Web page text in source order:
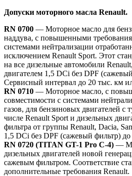
Допуски моторного масла Renault.
RN 0700 — Моторное масло для
наддува, с повышенными
системами нейтрализации
исключением Renault Sport. Этот
на все дизельные автомобили
двигателем 1,5 DCi без DPF
Сервисный интервал до 20 тыс. км
RN 0710 — Моторное масло, с
совместимости с системами
газов, для бензиновых двигателей с
числе Renault Sport и дизельных
фильтра от группы Renault, Dacia,
1,5 DCi без DPF (сажевый фильтр) до
RN 0720 (TITAN GT-1 Pro C-4) —
дизельных двигателей новой
сажевым фильтром. Соответствие
дополнительные требования Renault.